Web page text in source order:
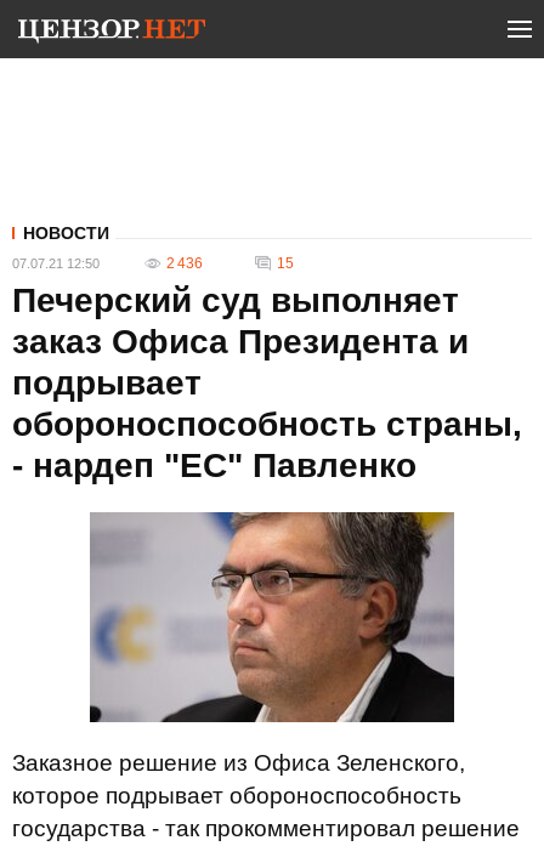
НОВОСТИ
07.07.21 12:50 2 436 15
Печерский суд выполняет
заказ Офиса Президента и
подрывает
обороноспособность страны,
- нардеп "ЕС" Павленко
Заказное решение из Офиса Зеленского,
которое подрывает обороноспособность
государства - так прокомментировал решение